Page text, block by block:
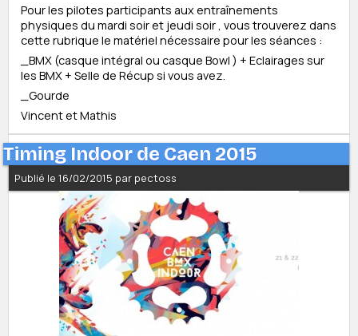
Pour les pilotes participants aux entraînements
physiques du mardi soir et jeudi soir , vous trouverez dans
cette rubrique le matériel nécessaire pour les séances :
_BMX (casque intégral ou casque Bowl ) + Eclairages sur
les BMX + Selle de Récup si vous avez.
_Gourde
Vincent et Mathis
Timing Indoor de Caen 2015
Publié le 16/02/2015 par pectoss